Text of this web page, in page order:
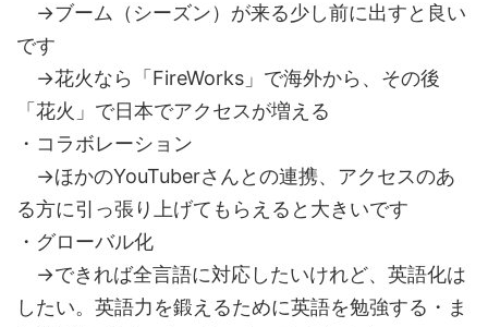
→ブーム（シーズン）が来る少し前に出すと良い
です
→花火なら「FireWorks」で海外から、その後
「花火」で日本でアクセスが増える
・コラボレーション
→ほかのYouTuberさんとの連携、アクセスのあ
る方に引っ張り上げてもらえると大きいです
・グローバル化
→できれば全言語に対応したいけれど、英語化は
したい。英語力を鍛えるために英語を勉強する・ま